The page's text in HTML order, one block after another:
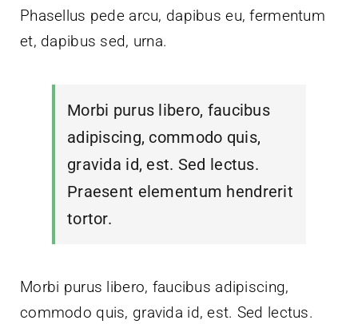
Phasellus pede arcu, dapibus eu, fermentum
et, dapibus sed, urna.
Morbi purus libero, faucibus
adipiscing, commodo quis,
gravida id, est. Sed lectus.
Praesent elementum hendrerit
tortor.
Morbi purus libero, faucibus adipiscing,
commodo quis, gravida id, est. Sed lectus.